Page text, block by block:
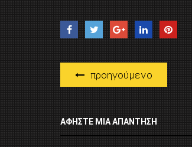
προηγούμενο
ΑΦΉΣΤΕ ΜΙΑ ΑΠΆΝΤΗΣΗ